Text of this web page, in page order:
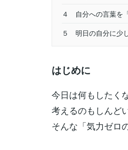
４ 自分への言葉を
５ 明日の自分に少
はじめに
今日は何もしたく
考えるのもしんどい
そんな「気力ゼロ